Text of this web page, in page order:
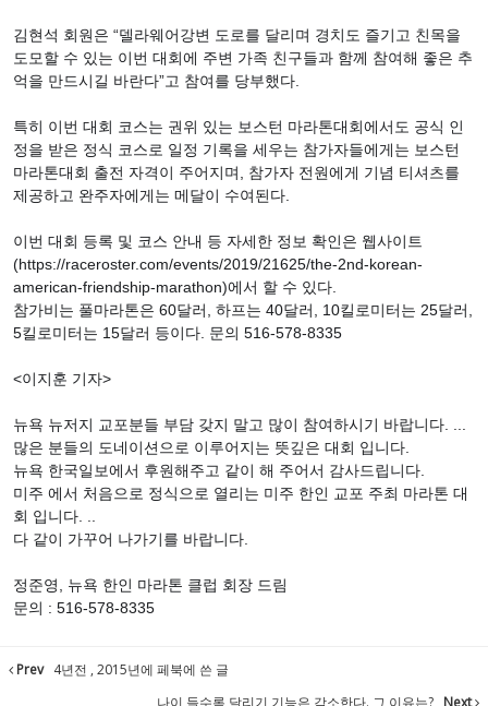
김현석 회원은 “델라웨어강변 도로를 달리며 경치도 즐기고 친목을
도모할 수 있는 이번 대회에 주변 가족 친구들과 함께 참여해 좋은 추
억을 만드시길 바란다”고 참여를 당부했다.
특히 이번 대회 코스는 권위 있는 보스턴 마라톤대회에서도 공식 인
정을 받은 정식 코스로 일정 기록을 세우는 참가자들에게는 보스턴
마라톤대회 출전 자격이 주어지며, 참가자 전원에게 기념 티셔츠를
제공하고 완주자에게는 메달이 수여된다.
이번 대회 등록 및 코스 안내 등 자세한 정보 확인은 웹사이트
(https://raceroster.com/events/2019/21625/the-2nd-korean-
american-friendship-marathon)에서 할 수 있다.
참가비는 풀마라톤은 60달러, 하프는 40달러, 10킬로미터는 25달러,
5킬로미터는 15달러 등이다. 문의 516-578-8335
<이지훈 기자>
뉴욕 뉴저지 교포분들 부담 갖지 말고 많이 참여하시기 바랍니다. ...
많은 분들의 도네이션으로 이루어지는 뜻깊은 대회 입니다.
뉴욕 한국일보에서 후원해주고 같이 해 주어서 감사드립니다.
미주 에서 처음으로 정식으로 열리는 미주 한인 교포 주최 마라톤 대
회 입니다. ..
다 같이 가꾸어 나가기를 바랍니다.
정준영, 뉴욕 한인 마라톤 클럽 회장 드림
문의 : 516-578-8335
Prev 4년전 , 2015년에 페북에 쓴 글